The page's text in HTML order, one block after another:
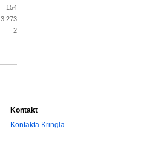
154
3 273
2
Kontakt
Kontakta Kringla